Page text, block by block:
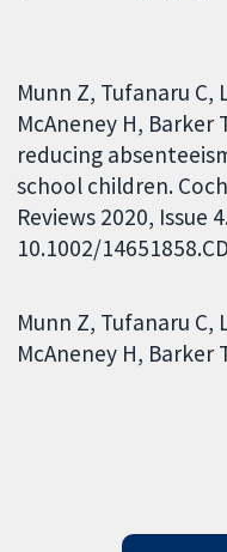
Munn Z, Tufanaru C,
McAneney H, Barker
reducing
school children.
Reviews 2020, Issue
10.1002/
Munn Z Tufanaru C
McAneney H Barker